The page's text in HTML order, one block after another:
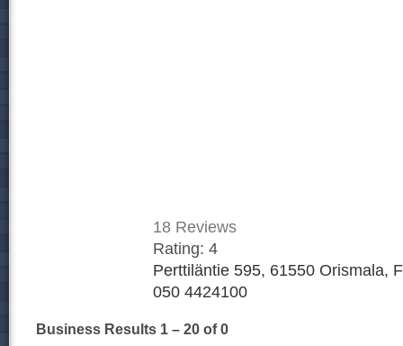
18 Reviews
Rating: 4
Perttiläntie 595, 61550 Orismala,
050 4424100
Business Results 1 – 20 of 0